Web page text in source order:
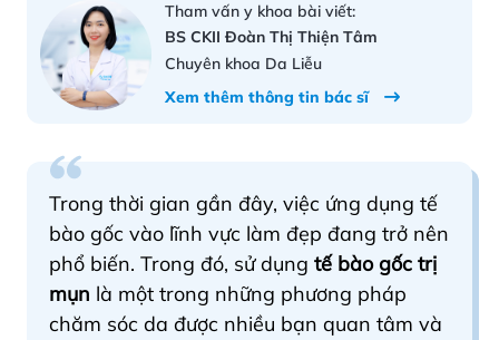
Tham vấn y khoa bài viết:
BS CKII Đoàn Thị Thiện Tâm
Chuyên khoa Da Liễu
Xem thêm thông tin bác sĩ
Trong thời gian gần đây, việc ứng dụng tế
bào gốc vào lĩnh vực làm đẹp đang trở nên
phổ biến. Trong đó, sử dụng tế bào gốc trị
mụn là một trong những phương pháp
chăm sóc da được nhiều bạn quan tâm và